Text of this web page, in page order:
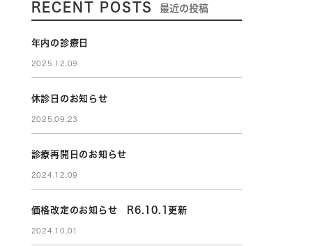
RECENT POSTS 最近の投稿
年内の診療日
2025.12.09
休診日のお知らせ
2025.09.23
診療再開日のお知らせ
2024.12.09
価格改定のお知らせ R6.10.1更新
2024.10.01